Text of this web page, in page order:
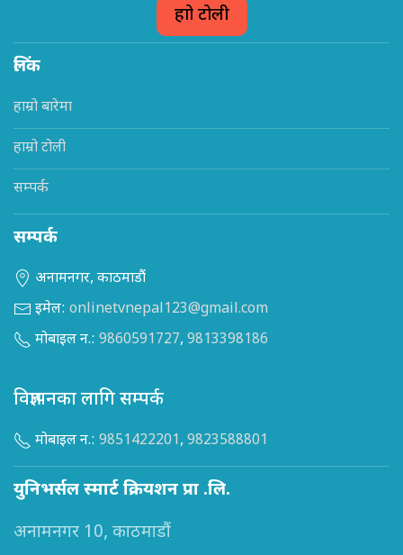
हाम्रो टोली
लिंक
हाम्रो बारेमा
हाम्रो टोली
सम्पर्क
सम्पर्क
अनामनगर, काठमाडौं
इमेल: onlinetvnepal123@gmail.com
मोबाइल न.: 9860591727, 9813398186
विज्ञापनका लागि सम्पर्क
मोबाइल न.: 9851422201, 9823588801
युनिभर्सल स्मार्ट क्रियशन प्रा .लि.
अनामनगर 10, काठमाडौं